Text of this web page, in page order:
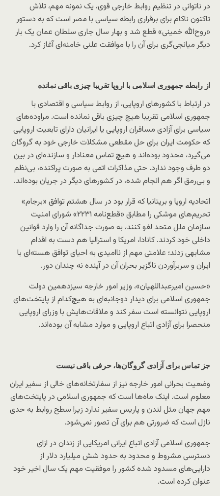
در ناتوانی در تنظیم روابط خارجی قوی، یک نمونه مهم، تلاش
تاکنون ناکام برای برقراری رابطه سیاسی با مصر است که به دستور
«روح‌الله خمینی» قطع شد و بهار سال جاری سلطان عمان یک بار
دیگر میانجی‌گری برای آن را با موافقت علنی خامنه‌ای آغاز کرد.
از رابطه جمهوری اسلامی با اروپا تقریبا چیزی باقی نمانده
در ارتباط با کشورهای اروپایی، از روابط سیاسی و اقتصادی با
جمهوری اسلامی تقریبا هیچ چیزی باقی نمانده است. مراوده‌های
سیاسی برای آزادی مسافران اروپایی یا ایرانیان دارای تابعیت اروپایی
که حکومت ایران برای حل مقطعی مشکلات خارجی خود به گروگان
می‌گیرد، محدود بوده‌اند و هیچ تماس معنادار و سازنده‌ای در بین
دو طرف وجود ندارد. حتی مذاکرات اتمی به صورت پراکنده، بی‌نظم
و بی‌رمق اگر هم انجام شده، در کشورهای دیگر در جریان بوده‌اند.
اتحادیه اروپا و بریتانیا که قرار بود در سال هشتم توافق «برجام»
تحریم‌های موشکی را مطابق «قطع‌نامه ۲۲۳۱» شورای امنیت
سازمان ملل متحد لغو کنند، به صورت جداگانه آن را وارد قوانین
داخلی خود کردند. کانادا، امریکا و استرالیا هم دست به اقدام
مشابهی زدند؛ علامتی مهم از ناامیدی به احیای توافق هسته‌ای با
ایران و سربرآوردن ناگزیر بحران آن در آینده نه چندان دور.
«حسین امیرعبداللهیان»، وزیر امور خارجه سیزدهمین دولت
جمهوری اسلامی برای دیدار دوجانبه‌ای به هیچ‌کدام از پایتخت‌های
اروپایی نتوانسته است سفر کند و ملاقات‌هایش با وزرای اروپایی
منحصرا برای آزادی اتباع اروپایی و موارد مشابه آن بوده‌اند.
جز تماس برای آزادی گروگان‌ها، حرفی باقی نیست
وضعیت بحرانی امور خارجه نیز از سفارتخانه‌های خالی از سفیر ایران
معلوم است. اینک ماه‌ها است که جمهوری اسلامی در پایتخت‌های
مهم جهان مثل لندن و پاریس سفیر ندارد زیرا سطح روابط به حدی
نازل است که ضرورتی هم برای آن تصور نمی‌شود.
جمهوری اسلامی آزادی اتباع ایرانی امریکایی از زندان در ازای
دسترسی مشروط و محدود به حدود شش میلیارد دلار از
دارایی‌های مسدود شده کشور را موفقیت مهم یک سال اخیر خود
عنوان کرده است.